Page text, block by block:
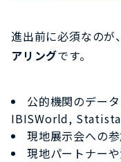
進出前に必須なのが、
アリングです。
公的機関のデー
IBISWorld, Statista,
現地展示会への
現地パートナー